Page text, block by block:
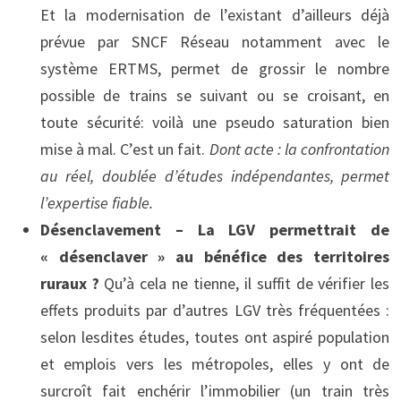
Et la modernisation de l’existant d’ailleurs déjà
prévue par SNCF Réseau notamment avec le
système ERTMS, permet de grossir le nombre
possible de trains se suivant ou se croisant, en
toute sécurité: voilà une pseudo saturation bien
mise à mal. C’est un fait. Dont acte : la confrontation
au réel, doublée d’études indépendantes, permet
l’expertise fiable.
Désenclavement – La LGV permettrait de
« désenclaver » au bénéfice des territoires
ruraux ? Qu’à cela ne tienne, il suffit de vérifier les
effets produits par d’autres LGV très fréquentées :
selon lesdites études, toutes ont aspiré population
et emplois vers les métropoles, elles y ont de
surcroît fait enchérir l’immobilier (un train très